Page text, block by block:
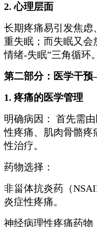
2. 心理层面
长期疼痛易引发焦虑
重失眠；而失眠又会
情绪-失眠”三角循环。
第二部分：医学干
1. 疼痛的医学管理
明确病因： 首先需
性疼痛、肌肉骨骼疼
性治疗。
药物选择：
非甾体抗炎药（
炎症性疼痛。
神经病理性疼痛药物